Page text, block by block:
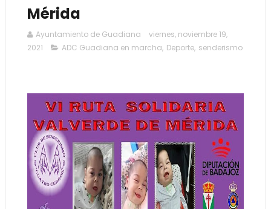
Mérida
Ayuntamiento de Guadiana
viernes, noviembre 19,
2021
ADC Guadiana en marcha, Deporte, senderismo